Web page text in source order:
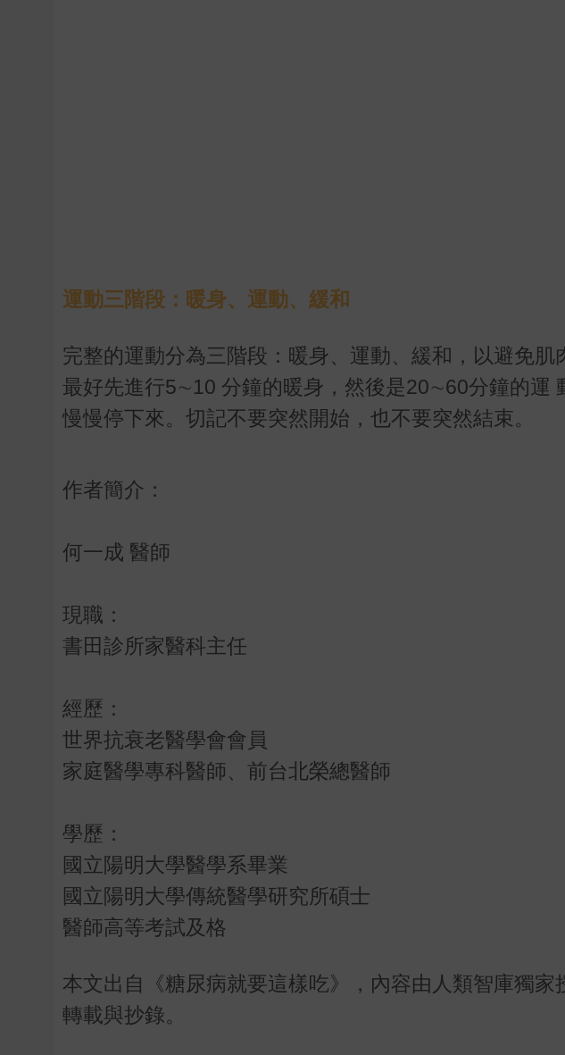
運動三階段：暖身、運動、緩和
完整的運動分為三階段：暖身、運動、緩和，以避免
最好先進行5∼10 分鐘的暖身，然後是20∼60分鐘的運
慢慢停下來。切記不要突然開始，也不要突然結束。
作者簡介：
何一成 醫師
現職：
書田診所家醫科主任
經歷：
世界抗衰老醫學會會員
家庭醫學專科醫師、前台北榮總醫師
學歷：
國立陽明大學醫學系畢業
國立陽明大學傳統醫學研究所碩士
醫師高等考試及格
本文出自《糖尿病就要這樣吃》，內容由人類智庫獨
轉載與抄錄。